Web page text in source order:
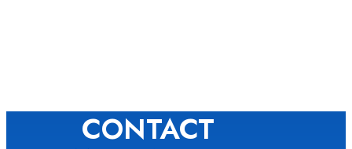
CONTACT